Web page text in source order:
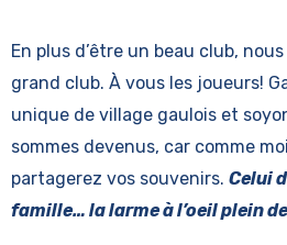
En plus d’être un beau club,
grand club. À vous les joueurs!
unique de village gaulois et
sommes devenus, car comme
partagerez vos souvenirs. Celui
famille… la larme à l’oeil plein